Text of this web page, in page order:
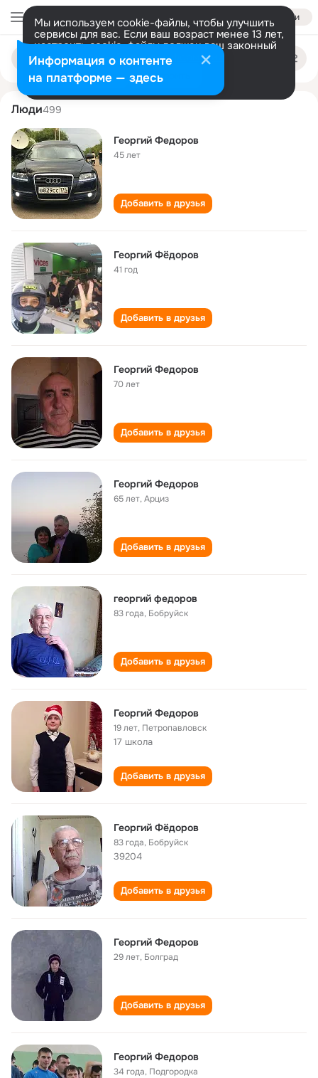
Войти
Мы используем cookie-файлы, чтобы улучшить
сервисы для вас. Если ваш возраст менее 13 лет,
настроить cookie-файлы должен ваш законный
представитель. Больше информации
Разрешить все Настроить
Поиск
людям
georgiy fyodorov
Люди499
Георгий Федоров
45 лет
Добавить в друзья
Георгий Фёдоров
41 год
Добавить в друзья
Георгий Федоров
70 лет
Добавить в друзья
Георгий Федоров
65 лет,Арциз
Добавить в друзья
георгий федоров
83 года, Бобруйск
Добавить в друзья
Георгий Федоров
19 лет, Петропавловск
17 школа
Добавить в друзья
Георгий Фёдоров
83 года, Бобруйск
39204
Добавить в друзья
Георгий Федоров
29 лет, Болград
Добавить в друзья
Георгий Федоров
34 года, Подгородка
Информация о контенте
на платформе — здесь